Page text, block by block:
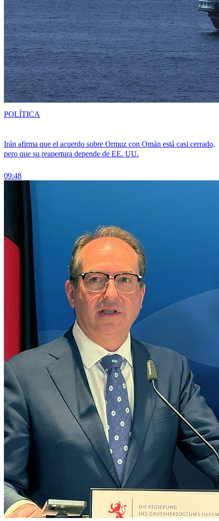
Irán afirma que el acuerdo sobre Ormuz con Omán está casi cerrado,
pero que su reapertura depende de EE. UU.
09:48
POLÍTICA